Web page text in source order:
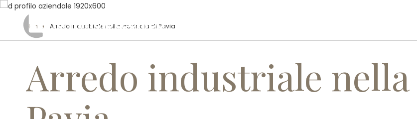
Home / Arredo industriale nella Provincia di Pavia
Arredo industriale